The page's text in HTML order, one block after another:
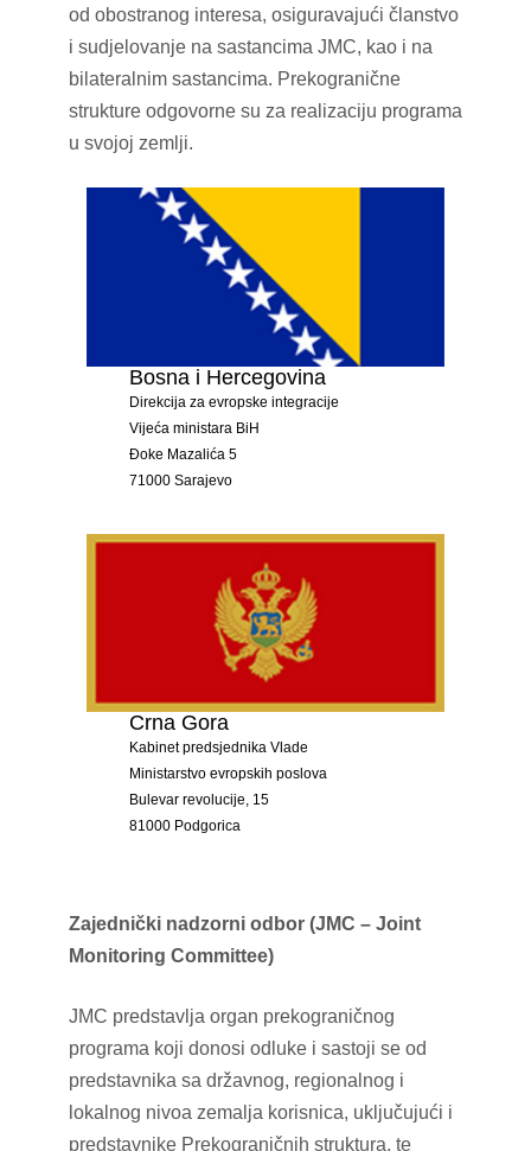
od obostranog interesa, osiguravajući članstvo
i sudjelovanje na sastancima JMC, kao i na
bilateralnim sastancima. Prekogranične
strukture odgovorne su za realizaciju programa
u svojoj zemlji.
Bosna i Hercegovina
Direkcija za evropske integracije
Vijeća ministara BiH
Đoke Mazalića 5
71000 Sarajevo
Crna Gora
Kabinet predsjednika Vlade
Ministarstvo evropskih poslova
Bulevar revolucije, 15
81000 Podgorica
Zajednički nadzorni odbor (JMC – Joint
Monitoring Committee)
JMC predstavlja organ prekograničnog
programa koji donosi odluke i sastoji se od
predstavnika sa državnog, regionalnog i
lokalnog nivoa zemalja korisnica, uključujući i
predstavnike Prekograničnih struktura, te